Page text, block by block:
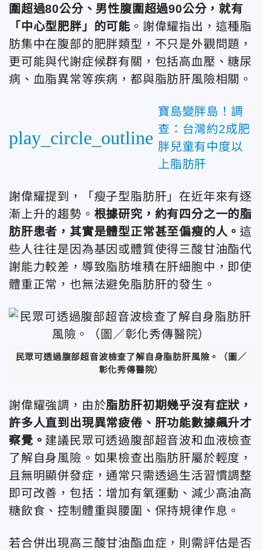
圍超過80公分、男性腹圍超過90公分，就有
「中心型肥胖」的可能 。謝偉耀指出，這種脂
肪集中在腹部的肥胖類型，不只是外觀問題，
更可能與代謝症候群有關，包括高血壓、糖尿
病、血脂異常等疾病，都與脂肪肝風險相關。
play_circle_outline
寶島變胖島！調
查：台灣約2成肥
胖兒童有中度以
上脂肪肝
謝偉耀提到
，「瘦子型脂肪肝」在近年來有逐
漸上升的趨勢。 根據研究，約有四分之一的脂
肪肝患者，其實是體型正常甚至偏瘦的人。這
些人往往是因為基因或體質使得三酸甘油酯代
謝能力較差，導致脂肪堆積在肝細胞中，即使
體重正常，也無法避免脂肪肝的發生。
民眾可透過腹部超音波檢查了解自身脂肪肝風險。（圖／
彰化秀傳醫院）
謝偉耀強調，由於脂肪肝初期幾乎沒有症狀，
許多人直到出現異常疲倦、肝功能數據飆升才
察覺。 建議民眾可透過腹部超音波和血液檢查
了解自身風險。如果檢查出脂肪肝屬於輕度，
且無明顯併發症，通常只需透過生活習慣調整
即可改善，包括：增加有氧運動、減少高油高
糖飲食、控制體重與腰圍、保持規律作息。
若合併出現高三酸甘油酯血症，則需評估是否